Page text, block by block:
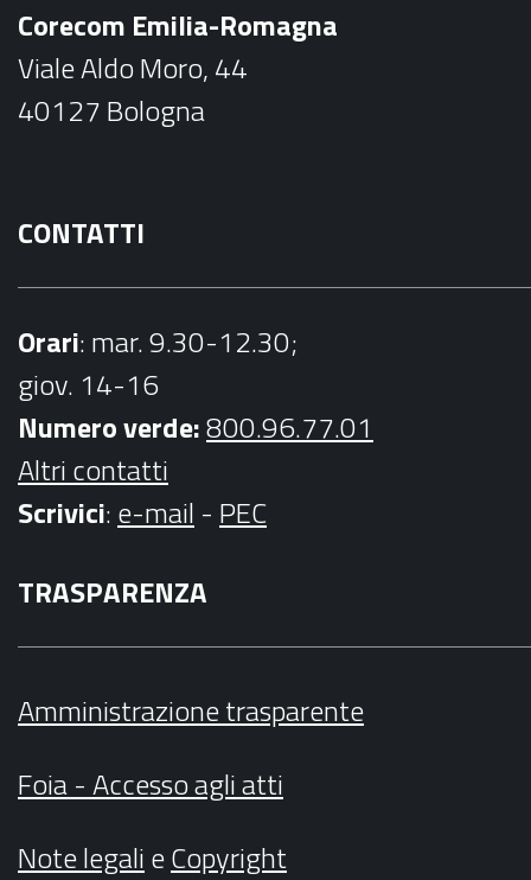
o
k
r
a
Corecom Emilia-Romagna
Viale Aldo Moro, 44
40127 Bologna
CONTATTI
Orari: mar. 9.30-12.30;
giov. 14-16
Numero verde:800.96.77.01
Altri contatti
Scrivici:e-mail - PEC
TRASPARENZA
Amministrazione trasparente
Foia - Accesso agli atti
Note legalieCopyright